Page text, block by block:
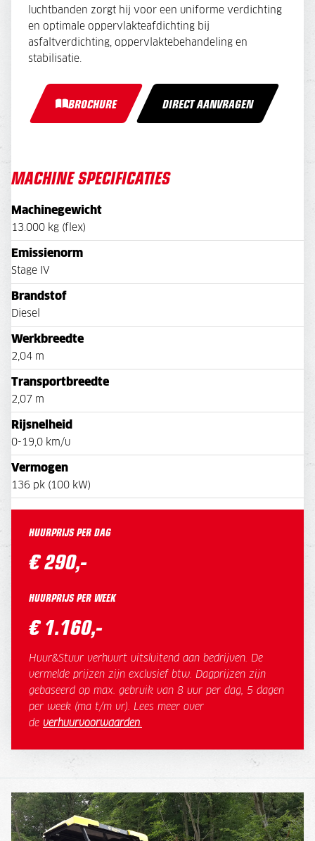
luchtbanden zorgt hij voor een uniforme verdichting
en optimale oppervlakteafdichting bij
asfaltverdichting, oppervlaktebehandeling en
stabilisatie.
BROCHURE DIRECT AANVRAGEN
MACHINE SPECIFICATIES
Machinegewicht
13.000 kg (flex)
Emissienorm
Stage IV
Brandstof
Diesel
Werkbreedte
2,04 m
Transportbreedte
2,07 m
Rijsnelheid
0-19,0 km/u
Vermogen
136 pk (100 kW)
HUURPRIJS PER DAG
€ 290,-
HUURPRIJS PER WEEK
€ 1.160,-
Huur&Stuur verhuurt uitsluitend aan bedrijven. De
vermelde prijzen zijn exclusief btw. Dagprijzen zijn
gebaseerd op max. gebruik van 8 uur per dag, 5 dagen
per week (ma t/m vr). Lees meer over
de verhuurvoorwaarden.